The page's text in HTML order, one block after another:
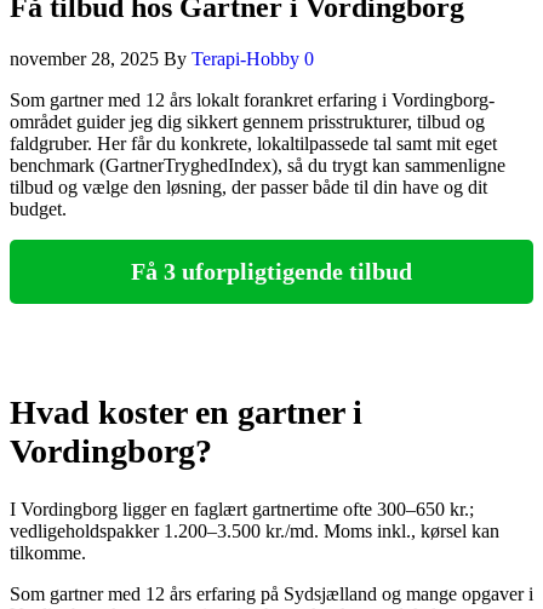
Få tilbud hos Gartner i Vordingborg
november 28, 2025 By Terapi-Hobby 0
Som gartner med 12 års lokalt forankret erfaring i Vordingborg-
området guider jeg dig sikkert gennem prisstrukturer, tilbud og
faldgruber. Her får du konkrete, lokaltilpassede tal samt mit eget
benchmark (GartnerTryghedIndex), så du trygt kan sammenligne
tilbud og vælge den løsning, der passer både til din have og dit
budget.
Få 3 uforpligtigende tilbud
Hvad koster en gartner i
Vordingborg?
I Vordingborg ligger en faglært gartnertime ofte 300–650 kr.;
vedligeholdspakker 1.200–3.500 kr./md. Moms inkl., kørsel kan
tilkomme.
Som gartner med 12 års erfaring på Sydsjælland og mange opgaver i